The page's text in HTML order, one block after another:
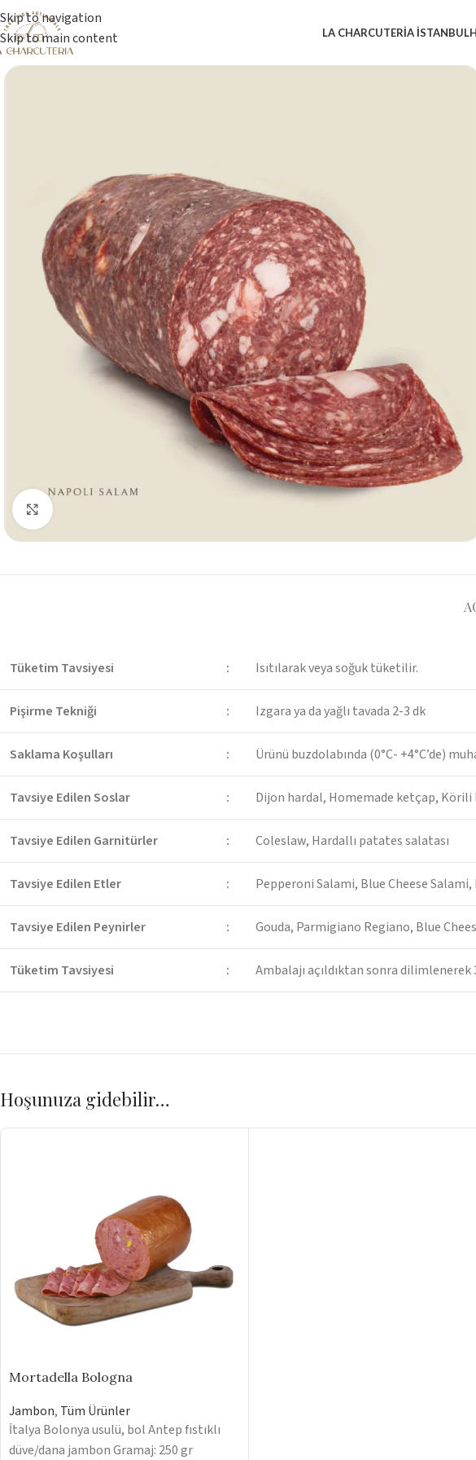
Skip to navigation
Skip to main content
LA CHARCUTERIA İSTANBUL
Tüketim Tavsiyesi : Isıtılarak veya soğuk tüketilir.
Pişirme Tekniği : Izgara ya da yağlı tavada 2-3 dk
Saklama Koşulları : Ürünü buzdolabında (0°C- +4°C’de)
Tavsiye Edilen Soslar : Dijon hardal, Homemade ketçap, Körili
Tavsiye Edilen Garnitürler : Coleslaw, Hardallı patates salatası
Tavsiye Edilen Etler : Pepperoni Salami, Blue Cheese
Tavsiye Edilen Peynirler : Gouda, Parmigiano Regiano, Blue
Tüketim Tavsiyesi : Ambalajı açıldıktan sonra
Hoşunuza gidebilir…
Mortadella Bologna
Jambon, Tüm Ürünler
İtalya Bolonya usulü, bol Antep fıstıklı
düve/dana jambon Gramaj: 250 gr